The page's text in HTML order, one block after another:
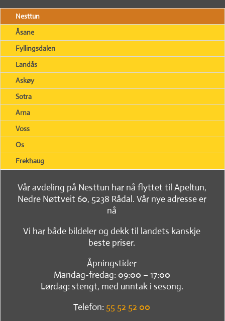
Nesttun
Åsane
Fyllingsdalen
Landås
Askøy
Sotra
Arna
Voss
Os
Frekhaug
Vår avdeling på Nesttun har nå flyttet til Apeltun,
Nedre Nøttveit 60, 5238 Rådal. Vår nye adresse er
nå
Vi har både bildeler og dekk til landets kanskje
beste priser.
Åpningstider
Mandag-fredag: 09:00 – 17:00
Lørdag: stengt, med unntak i sesong.
Telefon: 55 52 52 00